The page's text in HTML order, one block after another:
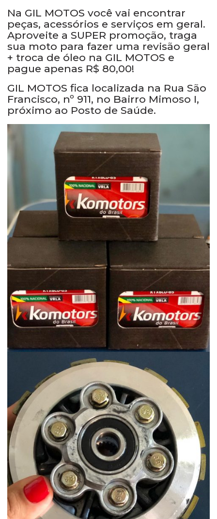
Na GIL MOTOS você vai encontrar
peças, acessórios e serviços em geral.
Aproveite a SUPER promoção, traga
sua moto para fazer uma revisão geral
+ troca de óleo na GIL MOTOS e
pague apenas R$ 80,00!
GIL MOTOS fica localizada na Rua São
Francisco, nº 911, no Bairro Mimoso I,
próximo ao Posto de Saúde.